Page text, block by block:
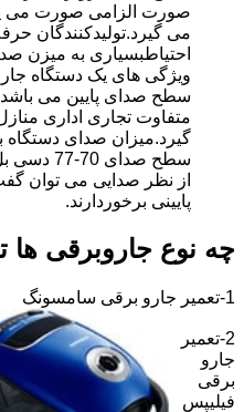
صورت الزامی صورت می
می گیرد.تولیدکنندگان
احتیاطبسیاری به میزن
ویژگی های یک دستگاه
سطح صدای پایین می باشد
متفاوت تجاری اداری
سطح
از نظر صدایی می توان
پایینی برخوردارند.
چه نوع جاروبرقی ها
1-تعمیر جارو برقی سامسونگ
2-تعمیر
جارو
برقی
فیلیپس